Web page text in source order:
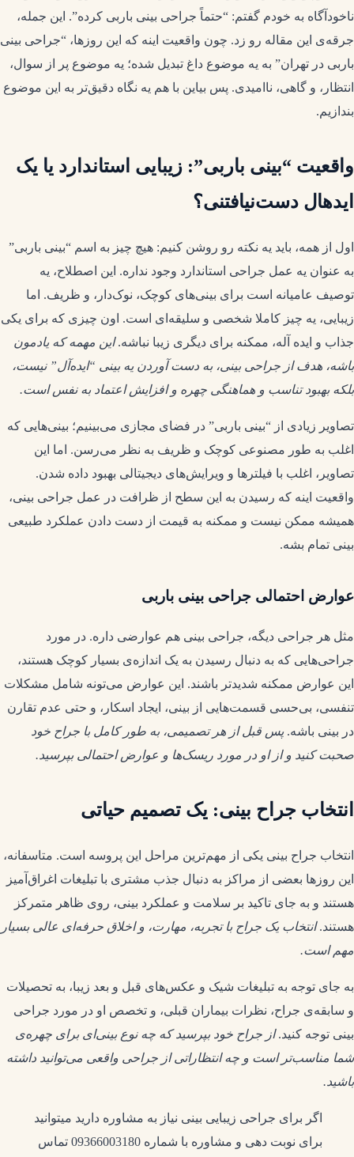
ناخودآگاه به خودم گفتم: “حتماً جراحی بینی باربی کرده”. این جمله،
جرقه‌ی این مقاله رو زد. چون واقعیت اینه که این روزها، “جراحی بینی
باربی در تهران” به یه موضوع داغ تبدیل شده؛ یه موضوع پر از سوال،
انتظار، و گاهی، ناامیدی. پس بیاین با هم یه نگاه دقیق‌تر به این موضوع
بندازیم.
واقعیت “بینی باربی”: زیبایی استاندارد یا یک
ایدهال دست‌نیافتنی؟
اول از همه، باید یه نکته رو روشن کنیم: هیچ چیز به اسم “بینی باربی”
به عنوان یه عمل جراحی استاندارد وجود نداره. این اصطلاح، یه
توصیف عامیانه است برای بینی‌های کوچک، نوک‌دار، و ظریف. اما
زیبایی، یه چیز کاملا شخصی و سلیقه‌ای است. اون چیزی که برای یکی
جذاب و ایده آله، ممکنه برای دیگری زیبا نباشه.این مهمه که یادمون
باشه، هدف از جراحی بینی، به دست آوردن یه بینی “ایده‌آل” نیست،
بلکه بهبود تناسب و هماهنگی چهره و افزایش اعتماد به نفس است.
تصاویر زیادی از “بینی باربی” در فضای مجازی می‌بینیم؛ بینی‌هایی که
اغلب به طور مصنوعی کوچک و ظریف به نظر می‌رسن. اما این
تصاویر، اغلب با فیلترها و ویرایش‌های دیجیتالی بهبود داده شدن.
واقعیت اینه که رسیدن به این سطح از ظرافت در عمل جراحی بینی،
همیشه ممکن نیست و ممکنه به قیمت از دست دادن عملکرد طبیعی
بینی تمام بشه.
عوارض احتمالی جراحی بینی باربی
مثل هر جراحی دیگه، جراحی بینی هم عوارضی داره. در مورد
جراحی‌هایی که به دنبال رسیدن به یک اندازه‌ی بسیار کوچک هستند،
این عوارض ممکنه شدیدتر باشند. این عوارض می‌تونه شامل مشکلات
تنفسی، بی‌حسی قسمت‌هایی از بینی، ایجاد اسکار، و حتی عدم تقارن
در بینی باشه. پس قبل از هر تصمیمی، به طور کامل با جراح خود
صحبت کنید و از او در مورد ریسک‌ها و عوارض احتمالی بپرسید.
انتخاب جراح بینی: یک تصمیم حیاتی
انتخاب جراح بینی یکی از مهم‌ترین مراحل این پروسه است. متاسفانه،
این روزها بعضی از مراکز به دنبال جذب مشتری با تبلیغات اغراق‌آمیز
هستند و به جای تاکید بر سلامت و عملکرد بینی، روی ظاهر متمرکز
هستند.انتخاب یک جراح با تجربه، مهارت، و اخلاق حرفه‌ای عالی بسیار
مهم است.
به جای توجه به تبلیغات شیک و عکس‌های قبل و بعد زیبا، به تحصیلات
و سابقه‌ی جراح، نظرات بیماران قبلی، و تخصص او در مورد جراحی
بینی توجه کنید.از جراح خود بپرسید که چه نوع بینی‌ای برای چهره‌ی
شما مناسب‌تر است و چه انتظاراتی از جراحی واقعی می‌توانید داشته
باشید.
اگر برای جراحی زیبایی بینی نیاز به مشاوره دارید میتوانید
برای نوبت دهی و مشاوره با شماره 09366003180 تماس